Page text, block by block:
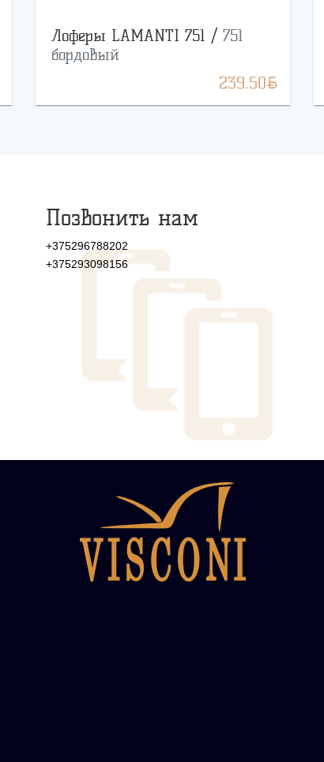
Лоферы LAMANTI 751 / 751
бордовый
239.50BYN
Позвонить нам
+375296788202
+375293098156